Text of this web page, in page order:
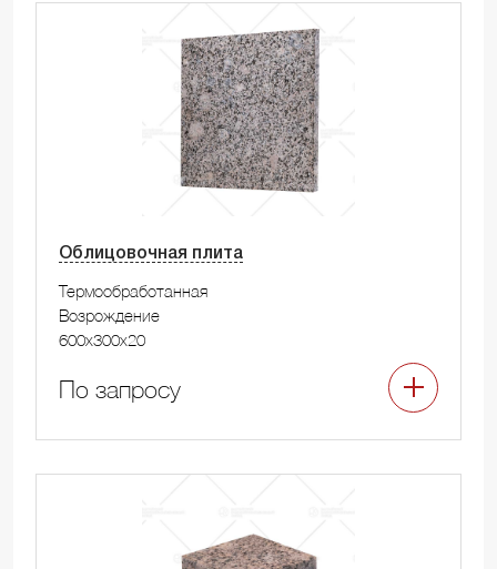
Облицовочная плита
Термообработанная
Возрождение
600x300x20
По запросу